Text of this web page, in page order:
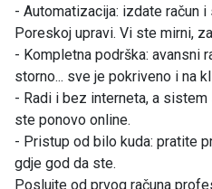
- Automatizacija: izdate račun
Poreskoj upravi. Vi ste mirni,
- Kompletna podrška: avansni
storno... sve je pokriveno i na
- Radi i bez interneta, a
ste ponovo online.
- Pristup od bilo kuda: pratite
gdje god da ste.
Poslujte od prvog računa